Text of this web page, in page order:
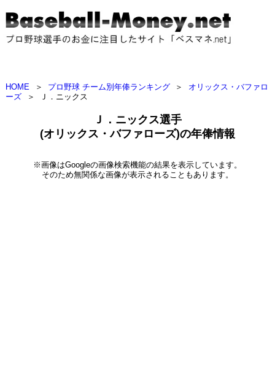
HOME ＞ プロ野球 チーム別年俸ランキング ＞
オリックス・バファロ
ーズ
＞ Ｊ．ニックス
Ｊ．ニックス選手
(オリックス・バファローズ)の年俸情報
※画像はGoogleの画像検索機能の結果を表示しています。
そのため無関係な画像が表示されることもあります。